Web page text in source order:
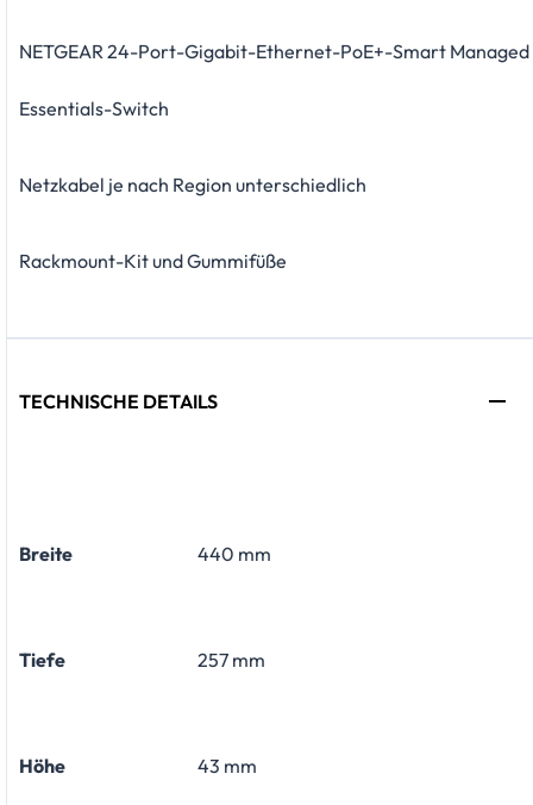
NETGEAR 24-Port-Gigabit-Ethernet-PoE+-Smart Managed
Essentials-Switch
Netzkabel je nach Region unterschiedlich
Rackmount-Kit und Gummifüße
TECHNISCHE DETAILS
Breite 440 mm
Tiefe 257 mm
Höhe 43 mm